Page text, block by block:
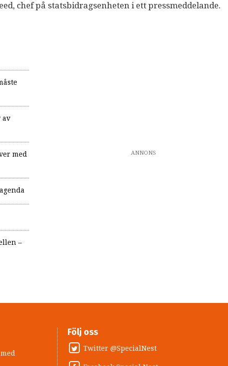
chef på statsbidragsenheten i ett pressmeddelande.
av
med
–
ANNONS
Följ oss
Twitter @SpecialNest